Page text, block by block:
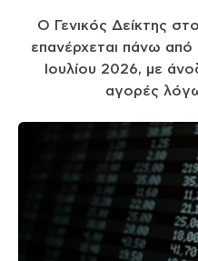
Ο Γενικός Δείκτης
επανέρχεται πάνω από
Ιουλίου 2026, με
αγορές